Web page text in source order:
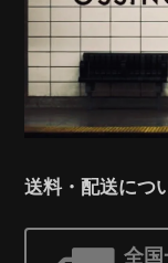
送料・配送につ
全